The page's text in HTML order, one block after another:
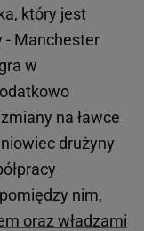
który jest
- Manchester
w
na ławce
drużyny
nim,
oraz władzami